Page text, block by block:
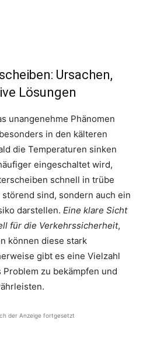
Ursachen,
Lösungen
unangenehme Phänomen
in den kälteren
die Temperaturen sinken
eingeschaltet wird,
schnell in trübe
sind, sondern auch ein
darstellen. Eine klare Sicht
für die Verkehrssicherheit,
können diese stark
gibt es eine Vielzahl
zu bekämpfen und
der Anzeige fortgesetzt